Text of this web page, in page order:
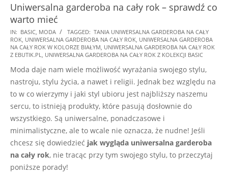
Uniwersalna garderoba na cały rok – sprawdź co
warto mieć
2022-
08-
19
IN: BASIC MODA TAGGED: TANIA UNIWERSALNA GARDEROBA NA CAŁY
ROK UNIWERSALNA GARDEROBA NA CAŁY ROK UNIWERSALNA GARDEROBA
NA CAŁY ROK W KOLORZE BIAŁYM UNIWERSALNA GARDEROBA NA CAŁY ROK
Z EBUTIK.PL
UNIWERSALNA GARDEROBA NA CAŁY ROK Z KOLEKCJI BASIC
Moda daje nam wiele możliwość wyrażania swojego stylu,
nastroju, stylu życia, a nawet i religii. Jednak bez względu na
to w co wierzymy i jaki styl ubioru jest najbliższy naszemu
sercu, to istnieją produkty, które pasują dosłownie do
wszystkiego. Są uniwersalne, ponadczasowe i
minimalistyczne, ale to wcale nie oznacza, że nudne! Jeśli
chcesz się dowiedzieć jak wygląda uniwersalna garderoba
na cały rok, nie tracąc przy tym swojego stylu, to przeczytaj
poniższe porady!